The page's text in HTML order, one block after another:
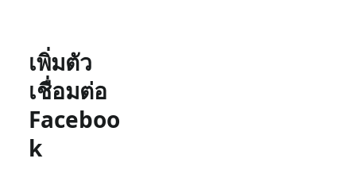
เพิ่มตัว
เชื่อมต่อ
Faceboo
k